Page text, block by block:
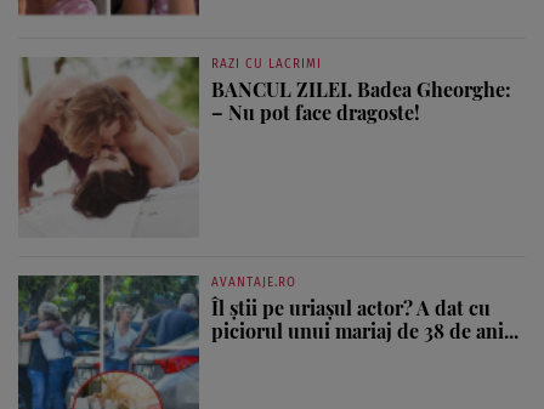
RAZI CU LACRIMI
BANCUL ZILEI. Badea Gheorghe:
– Nu pot face dragoste!
AVANTAJE.RO
Îl știi pe uriașul actor? A dat cu
piciorul unui mariaj de 38 de ani...